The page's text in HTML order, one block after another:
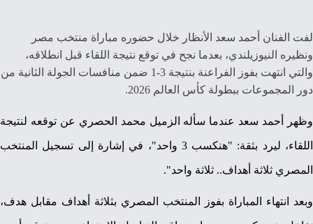
لفت الفنان أحمد سعد الأنظار خلال حضوره مباراة منتخب مصر
ونظيره النيوزيلندي، بعدما نجح في توقع نتيجة اللقاء قبل انطلاقه،
والتي انتهت بفوز الفراعنة بنتيجة 3-1 ضمن منافسات الجولة الثانية من
دور المجموعات ببطولة كأس العالم 2026.
وظهر أحمد سعد عندما سأله الزميل محمد الحصري عن توقعه لنتيجة
اللقاء، ليرد بثقة: "هنكسب 3 واحد"، في إشارة إلى تسجيل المنتخب
المصري ثلاثة أهداف.. ثلاثة واحد".
وبعد انتهاء المباراة بفوز المنتخب المصري بثلاثة أهداف مقابل هدف،